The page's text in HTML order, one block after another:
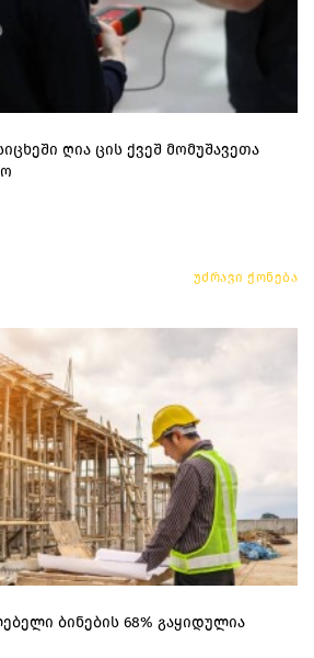
ღია ცის ქვეშ მომუშავეთა
უძრავი ქონება
ბინების 68% გაყიდულია